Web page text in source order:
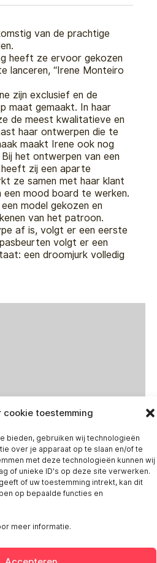
cookie toestemming
bieden, gebruiken wij technologieën
over je apparaat op te slaan en/of te
met deze technologieën kunnen wij
of unieke ID's op deze site verwerken.
of uw toestemming intrekt, kan dit
op bepaalde functies en
meer informatie.
van de prachtige
heeft ze ervoor gekozen
lanceren, “Irene Monteiro
zijn exclusief en de
maat gemaakt. In haar
de meest kwalitatieve en
haar ontwerpen die te
maakt Irene ook nog
het ontwerpen van een
zij een aparte
ze samen met haar klant
een mood board te werken.
model gekozen en
van het patroon.
af is, volgt er een eerste
volgt er een
een droomjurk volledig
een melding